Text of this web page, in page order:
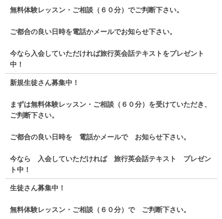
無料体験レッスン・ご相談（６０分）でご判断下さい。
ご都合の良い日時を電話かメールでお知らせ下さい。
今なら入会していただければ旅行英会話テキストをプレゼント
中！
新規生徒さん募集中！
まずは無料体験レッスン・ご相談（６０分）を受けていただき、
ご判断下さい。
ご都合の良い日時を 電話かメールで お知らせ下さい。
今なら 入会していただければ 旅行英会話テキスト プレゼン
ト中！
生徒さん募集中！
無料体験レッスン・ご相談（６０分）で ご判断下さい。